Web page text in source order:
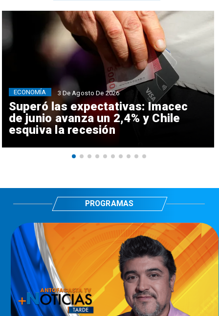
Superó las expectativas: Imacec
de junio avanza un 2,4% y Chile
esquiva la recesión
ECONOMÍA 3 De Agosto De 2026
PROGRAMAS